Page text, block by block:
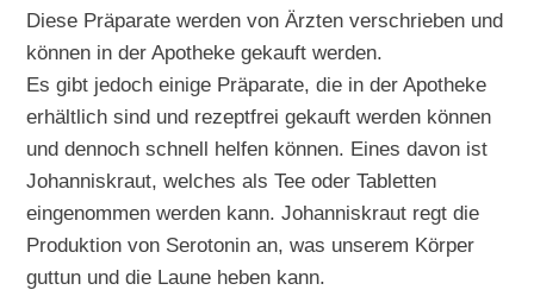
Diese Präparate werden von Ärzten verschrieben und
können in der Apotheke gekauft werden.
Es gibt jedoch einige Präparate, die in der Apotheke
erhältlich sind und rezeptfrei gekauft werden können
und dennoch schnell helfen können. Eines davon ist
Johanniskraut, welches als Tee oder Tabletten
eingenommen werden kann. Johanniskraut regt die
Produktion von Serotonin an, was unserem Körper
guttun und die Laune heben kann.